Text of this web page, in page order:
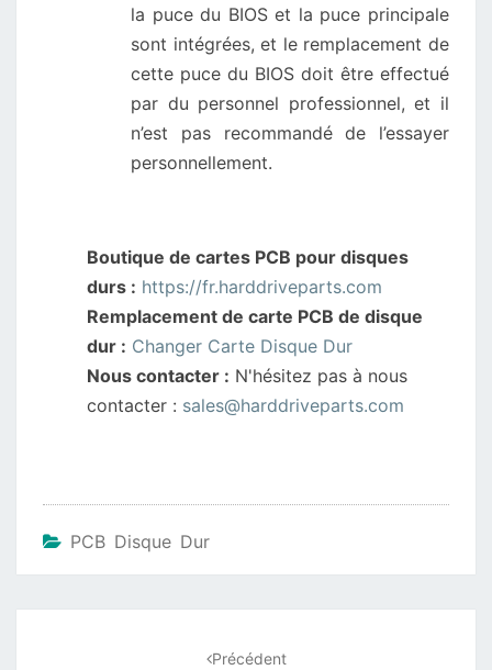
la puce du BIOS et la puce principale
sont intégrées, et le remplacement de
cette puce du BIOS doit être effectué
par du personnel professionnel, et il
n’est pas recommandé de l’essayer
personnellement.
Boutique de cartes PCB pour disques
durs : https://fr.harddriveparts.com
Remplacement de carte PCB de disque
dur : Changer Carte Disque Dur
Nous contacter : N'hésitez pas à nous
contacter : sales@harddriveparts.com
PCB Disque Dur
Précédent